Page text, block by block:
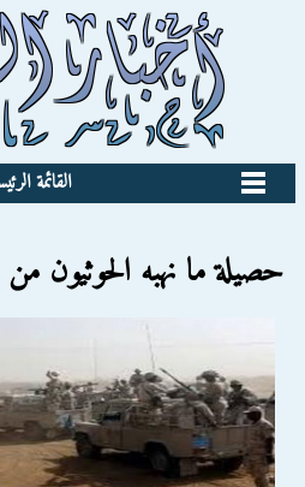
القائمة
حصيلة ما نهبه الحوثيون